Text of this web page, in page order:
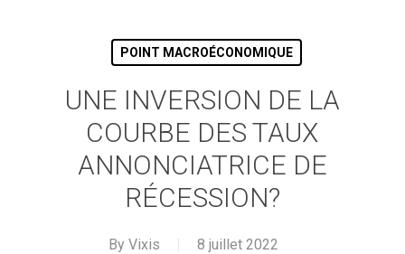
POINT MACROÉCONOMIQUE
UNE INVERSION DE LA
COURBE DES TAUX
ANNONCIATRICE DE
RÉCESSION?
By Vixis 8 juillet 2022